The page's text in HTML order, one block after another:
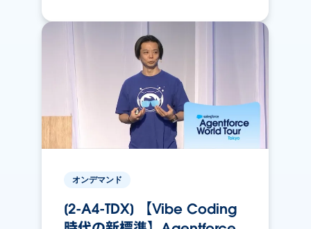
オンデマンド
[2-A4-TDX] 【Vibe Coding